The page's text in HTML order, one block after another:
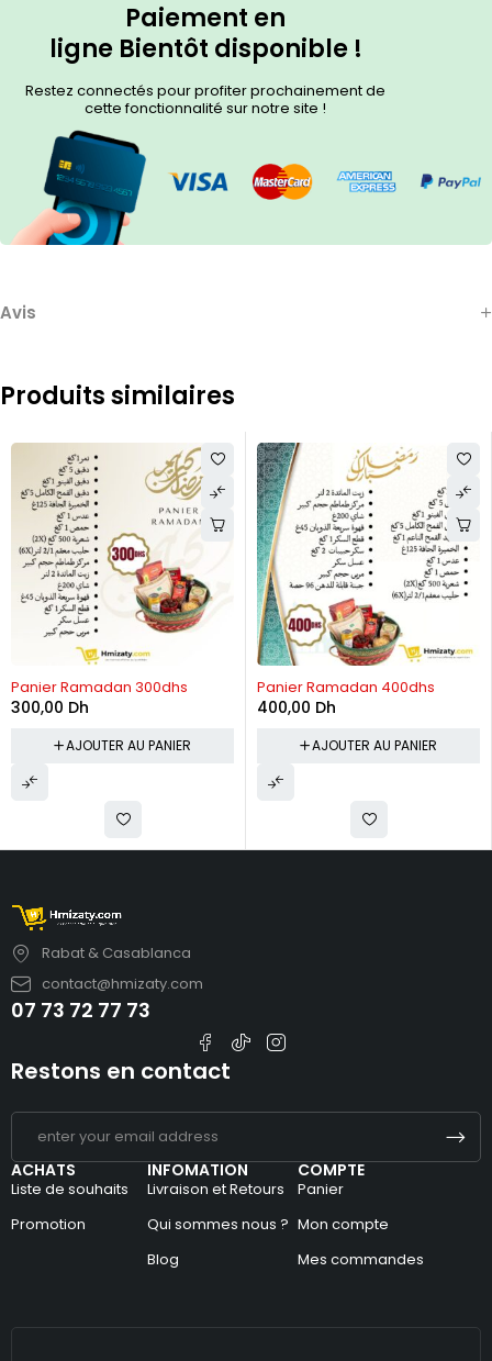
Paiement en
ligne Bientôt disponible !
Restez connectés pour profiter prochainement de
cette fonctionnalité sur notre site !
Avis
Produits similaires
Panier Ramadan 300dhs
300,00 Dh
AJOUTER AU PANIER
Panier Ramadan 400dhs
400,00 Dh
AJOUTER AU PANIER
Rabat & Casablanca
contact@hmizaty.com
07 73 72 77 73
ACHATS
Liste de souhaits
Promotion
INFOMATION
Livraison et Retours
Qui sommes nous ?
Blog
COMPTE
Panier
Mon compte
Mes commandes
Restons en contact